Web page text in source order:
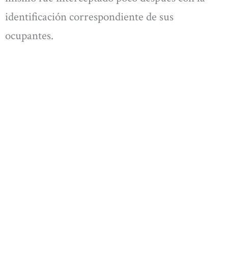
identificación correspondiente de sus
ocupantes.